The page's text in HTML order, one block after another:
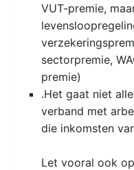
VUT-premie,
sectorpremie,
premie)
.Het gaat niet
verband met
die inkomsten
Let vooral ook